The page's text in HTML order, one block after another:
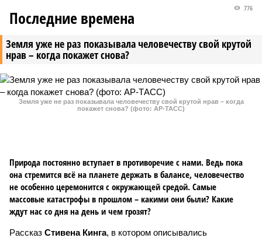
Земля уже не раз показывала человечеству свой крутой
нрав – когда покажет снова?
776
Последние времена
Земля уже не раз показывала человечеству свой крутой нрав – когда
покажет снова? (фото: АР-ТАСС)
Природа постоянно вступает в противоречие с нами. Ведь пока
она стремится всё на планете держать в балансе, человечество
не особенно церемонится с окружающей средой. Самые
массовые катастрофы в прошлом – какими они были? Какие
ждут нас со дня на день и чем грозят?
Рассказ Стивена Кинга, в котором описывались